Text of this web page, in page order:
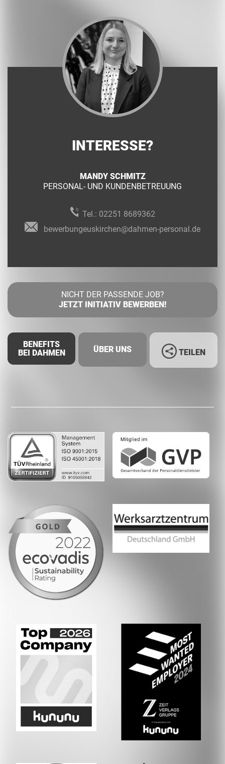
INTERESSE?
MANDY SCHMITZ
PERSONAL- UND KUNDENBETREUUNG
Tel.: 02251 8689362
bewerbungeuskirchen@dahmen-personal.de
NICHT DER PASSENDE JOB?
JETZT INITIATIV BEWERBEN!
BENEFITS
BEI DAHMEN
ÜBER UNS TEILEN